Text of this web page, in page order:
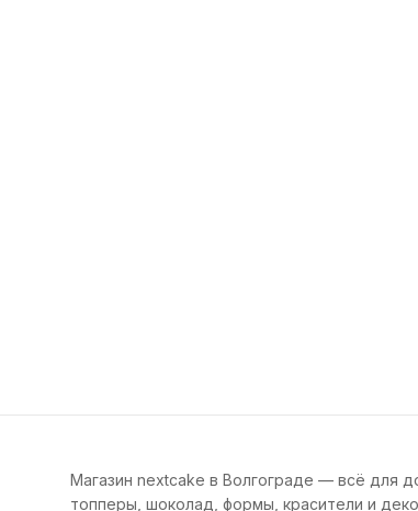
Магазин nextcake в Волгограде — всё для
топперы, шоколад, формы, красители и